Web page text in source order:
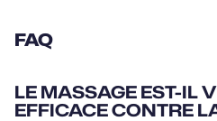
FAQ
LE MASSAGE EST-IL
EFFICACE CONTRE